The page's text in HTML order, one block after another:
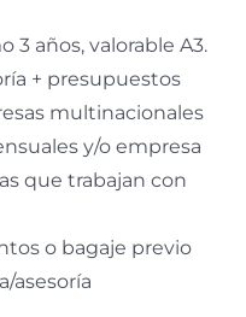
3 años, valorable A3.
+ presupuestos
multinacionales
y/o empresa
que trabajan con
o bagaje previo
asesoría